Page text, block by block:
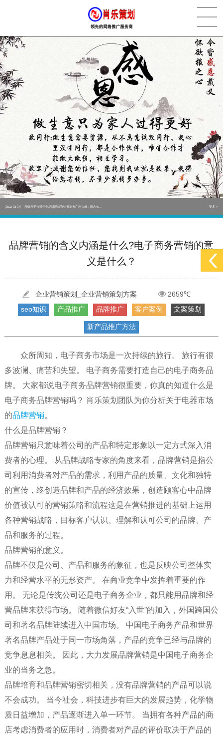
[2022-05-29] 实体门店如何做网络推广吸引客户，实体店网络营销技巧... 更多 >
[2022-05-04] 污水处理设备厂家产品如何做网络推广（污水处理项目网... 更多 >
[2022-03-27] 疫情当下公司企业品牌网络营销策划推广怎么做，国内知... 更多 >
[2022-05-29] 实体门店如何做网络推广吸引客户，实体店网络营销技巧... 更多 >
污水处理设备厂家产品如何做网络推广（污水处理项目网... 更多 >
品牌营销的含义内涵是什么?电子商务营销的意
义是什么？
企业营销策划_企业营销策划方案
2659℃
seo知识
产品推广 品牌推广 客户案例 文案策划
新产品推广方法
众所周知，电子商务市场是一次持续的旅行。 旅行有很
多波澜、痛苦和失望。 电子商务需要打造自己的电子商务品
牌。 大家都说电子商务品牌营销很重要，你真的知道什么是
电子商务品牌营销吗？ 肖乐策划团队为你分析关于电器市场
的品牌营销。
什么是品牌营销？
品牌营销只意味着公司的产品和特定形象以一定方式深入消
费者的心理。 从品牌战略专家的角度来看，品牌营销是指公
司利用消费者对产品的需求，利用产品的质量、文化和独特
的宣传，终创造品牌和产品的经济效果，创造顾客心中品牌
价值被认可的营销策略和流程这是在营销推进的基础上运用
各种营销战略，目标客户认识、理解和认可公司的品牌、产
品和服务的过程。
品牌营销的意义。
品牌不仅是公司、产品和服务的象征，也是反映公司整体实
力和经营水平的无形资产。 在商业竞争中发挥着重要的作
用。 无论是传统公司还是电子商务企业，都只能用品牌和经
营品牌来获得市场。 随着微信好友“入世”的加入，外国跨国公
司和著名品牌陆续进入中国市场。 中国电子商务产品和世界
著名品牌产品处于同一市场角落，产品的竞争已经与品牌的
竞争息息相关。 因此，大力发展品牌营销是中国电子商务企
业的当务之急。
品牌培育和品牌营销密切相关，没有品牌营销的产品可以说
不会成功。 当今社会，科技进步有巨大的发展趋势，化学物
质日益增加，产品逐渐进入单一环节。 当拥有各种产品的商
店考虑消费者的应用时，消费者对产品的评价取决于产品的